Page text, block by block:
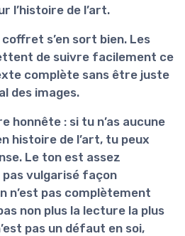
l’histoire de l’art.
s’en sort bien. Les
de suivre facilement ce
complète sans être juste
des images.
honnête : si tu n’as aucune
histoire de l’art, tu peux
Le ton est assez
pas vulgarisé façon
n’est pas complètement
non plus la lecture la plus
pas un défaut en soi,